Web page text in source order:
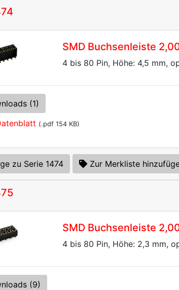
SMD Buchsenleiste
4 bis 80 Pin, Höhe: 4,5 mm,
(1)
(.pdf 154 KB)
zu Serie 1474 Zur Merkliste
SMD Buchsenleiste
4 bis 80 Pin, Höhe: 2,3 mm,
(9)